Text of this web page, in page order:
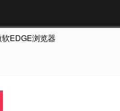
EDGE浏览器插件推荐网站，